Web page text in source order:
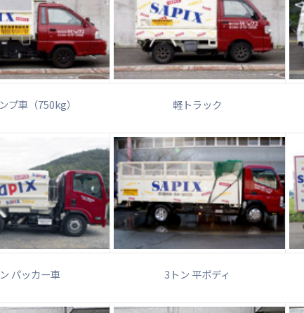
プ車（750kg） 軽トラック
パッカー車 3トン 平ボディ